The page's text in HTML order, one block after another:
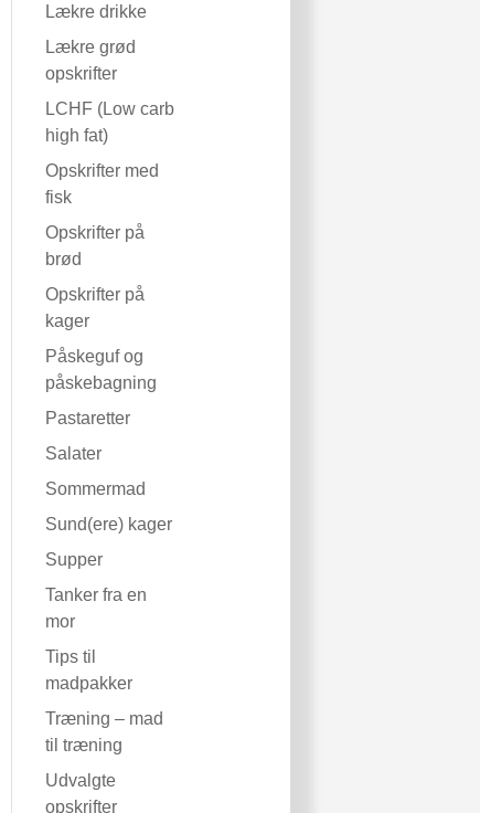
Lækre drikke
Lækre grød
opskrifter
LCHF (Low carb
high fat)
Opskrifter med
fisk
Opskrifter på
brød
Opskrifter på
kager
Påskeguf og
påskebagning
Pastaretter
Salater
Sommermad
Sund(ere) kager
Supper
Tanker fra en
mor
Tips til
madpakker
Træning – mad
til træning
Udvalgte
opskrifter